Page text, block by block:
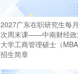
2027广东在职研究生每
次周末课——中南财经
大学工商管理硕士（MBA
招生简章